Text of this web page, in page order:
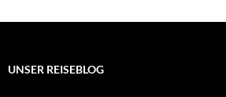
UNSER REISEBLOG